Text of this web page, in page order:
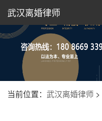
武汉离婚律师
当前位置： 武汉离婚律师 >